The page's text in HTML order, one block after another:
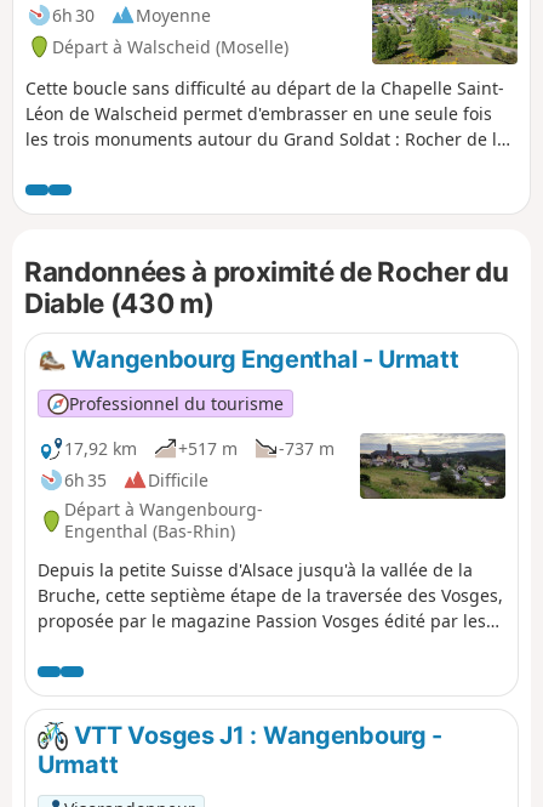
6h 30
Moyenne
Départ à Walscheid (Moselle)
Cette boucle sans difficulté au départ de la Chapelle Saint-
Léon de Walscheid permet d'embrasser en une seule fois
les trois monuments autour du Grand Soldat : Rocher de la
un point de vue unique sur Walscheid depuis le belvédère.
Randonnées à proximité de Rocher du
Diable (430 m)
Wangenbourg Engenthal - Urmatt
Professionnel du tourisme
17,92 km
+517 m
-737 m
6h 35
Difficile
Départ à Wangenbourg-
Engenthal (Bas-Rhin)
Depuis la petite Suisse d'Alsace jusqu'à la vallée de la
Bruche, cette septième étape de la traversée des Vosges,
proposée par le magazine Passion Vosges édité par les
du Schneeberg et découvrir les châteaux et la Cascade
du Nideck entre Wangenbourg-Engenthal et Urmatt. Une
étape racontée par Romain Gascon. Tout le trajet se fait
en suivant le Rectangle Rouge, sauf indication contraire.
VTT Vosges J1 : Wangenbourg -
Urmatt